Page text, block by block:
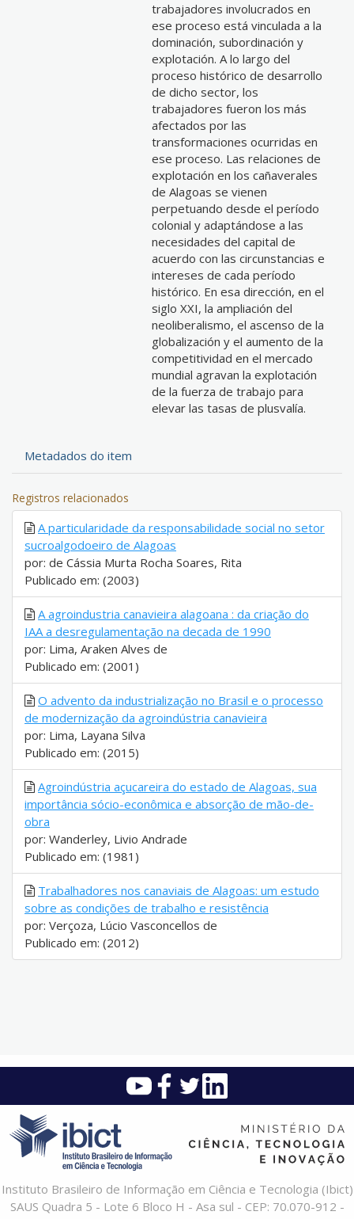
trabajadores involucrados en
ese proceso está vinculada a la
dominación, subordinación y
explotación. A lo largo del
proceso histórico de desarrollo
de dicho sector, los
trabajadores fueron los más
afectados por las
transformaciones ocurridas en
ese proceso. Las relaciones de
explotación en los cañaverales
de Alagoas se vienen
perpetuando desde el período
colonial y adaptándose a las
necesidades del capital de
acuerdo con las circunstancias e
intereses de cada período
histórico. En esa dirección, en el
siglo XXI, la ampliación del
neoliberalismo, el ascenso de la
globalización y el aumento de la
competitividad en el mercado
mundial agravan la explotación
de la fuerza de trabajo para
elevar las tasas de plusvalía.
Metadados do item
Registros relacionados
A particularidade da responsabilidade social no setor
sucroalgodoeiro de Alagoas
por: de Cássia Murta Rocha Soares, Rita
Publicado em: (2003)
A agroindustria canavieira alagoana : da criação do
IAA a desregulamentação na decada de 1990
por: Lima, Araken Alves de
Publicado em: (2001)
O advento da industrialização no Brasil e o processo
de modernização da agroindústria canavieira
por: Lima, Layana Silva
Publicado em: (2015)
Agroindústria açucareira do estado de Alagoas, sua
importância sócio-econômica e absorção de mão-de-
obra
por: Wanderley, Livio Andrade
Publicado em: (1981)
Trabalhadores nos canaviais de Alagoas: um estudo
sobre as condições de trabalho e resistência
por: Verçoza, Lúcio Vasconcellos de
Publicado em: (2012)
Instituto Brasileiro de Informação em Ciência e Tecnologia (Ibict)
SAUS Quadra 5 - Lote 6 Bloco H - Asa sul - CEP: 70.070-912 -